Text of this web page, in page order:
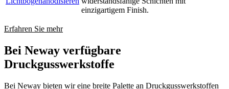
einzigartigem Finish.
Erfahren Sie mehr
Bei Neway verfügbare
Druckgusswerkstoffe
Bei Neway bieten wir eine breite Palette an Druckgusswerkstoffen